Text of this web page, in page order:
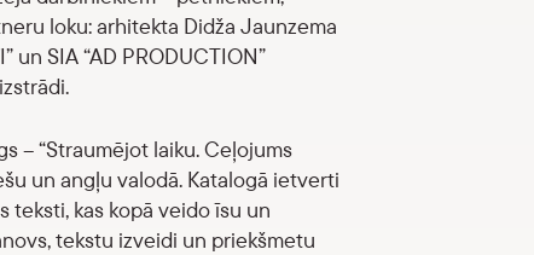
loku: arhitekta Didža Jaunzema
un SIA “AD PRODUCTION”
– “Straumējot laiku. Ceļojums
un angļu valodā. Katalogā ietverti
teksti, kas kopā veido īsu un
tekstu izveidi un priekšmetu